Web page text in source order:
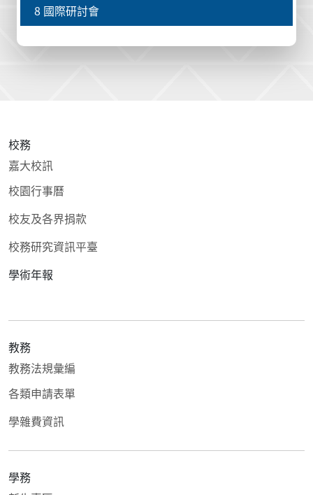
8 國際研討會
校務
嘉大校訊
校園行事曆
校友及各界捐款
校務研究資訊平臺
學術年報
教務
教務法規彙編
各類申請表單
學雜費資訊
學務